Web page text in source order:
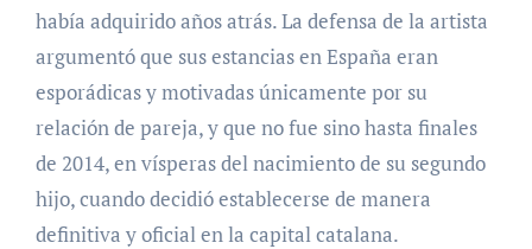
había adquirido años atrás. La defensa de la artista
argumentó que sus estancias en España eran
esporádicas y motivadas únicamente por su
relación de pareja, y que no fue sino hasta finales
de 2014, en vísperas del nacimiento de su segundo
hijo, cuando decidió establecerse de manera
definitiva y oficial en la capital catalana.